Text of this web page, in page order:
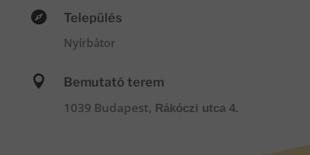
 Település
Nyírbátor
 Bemutató terem
1039 Budapest, Rákóczi utca 4.